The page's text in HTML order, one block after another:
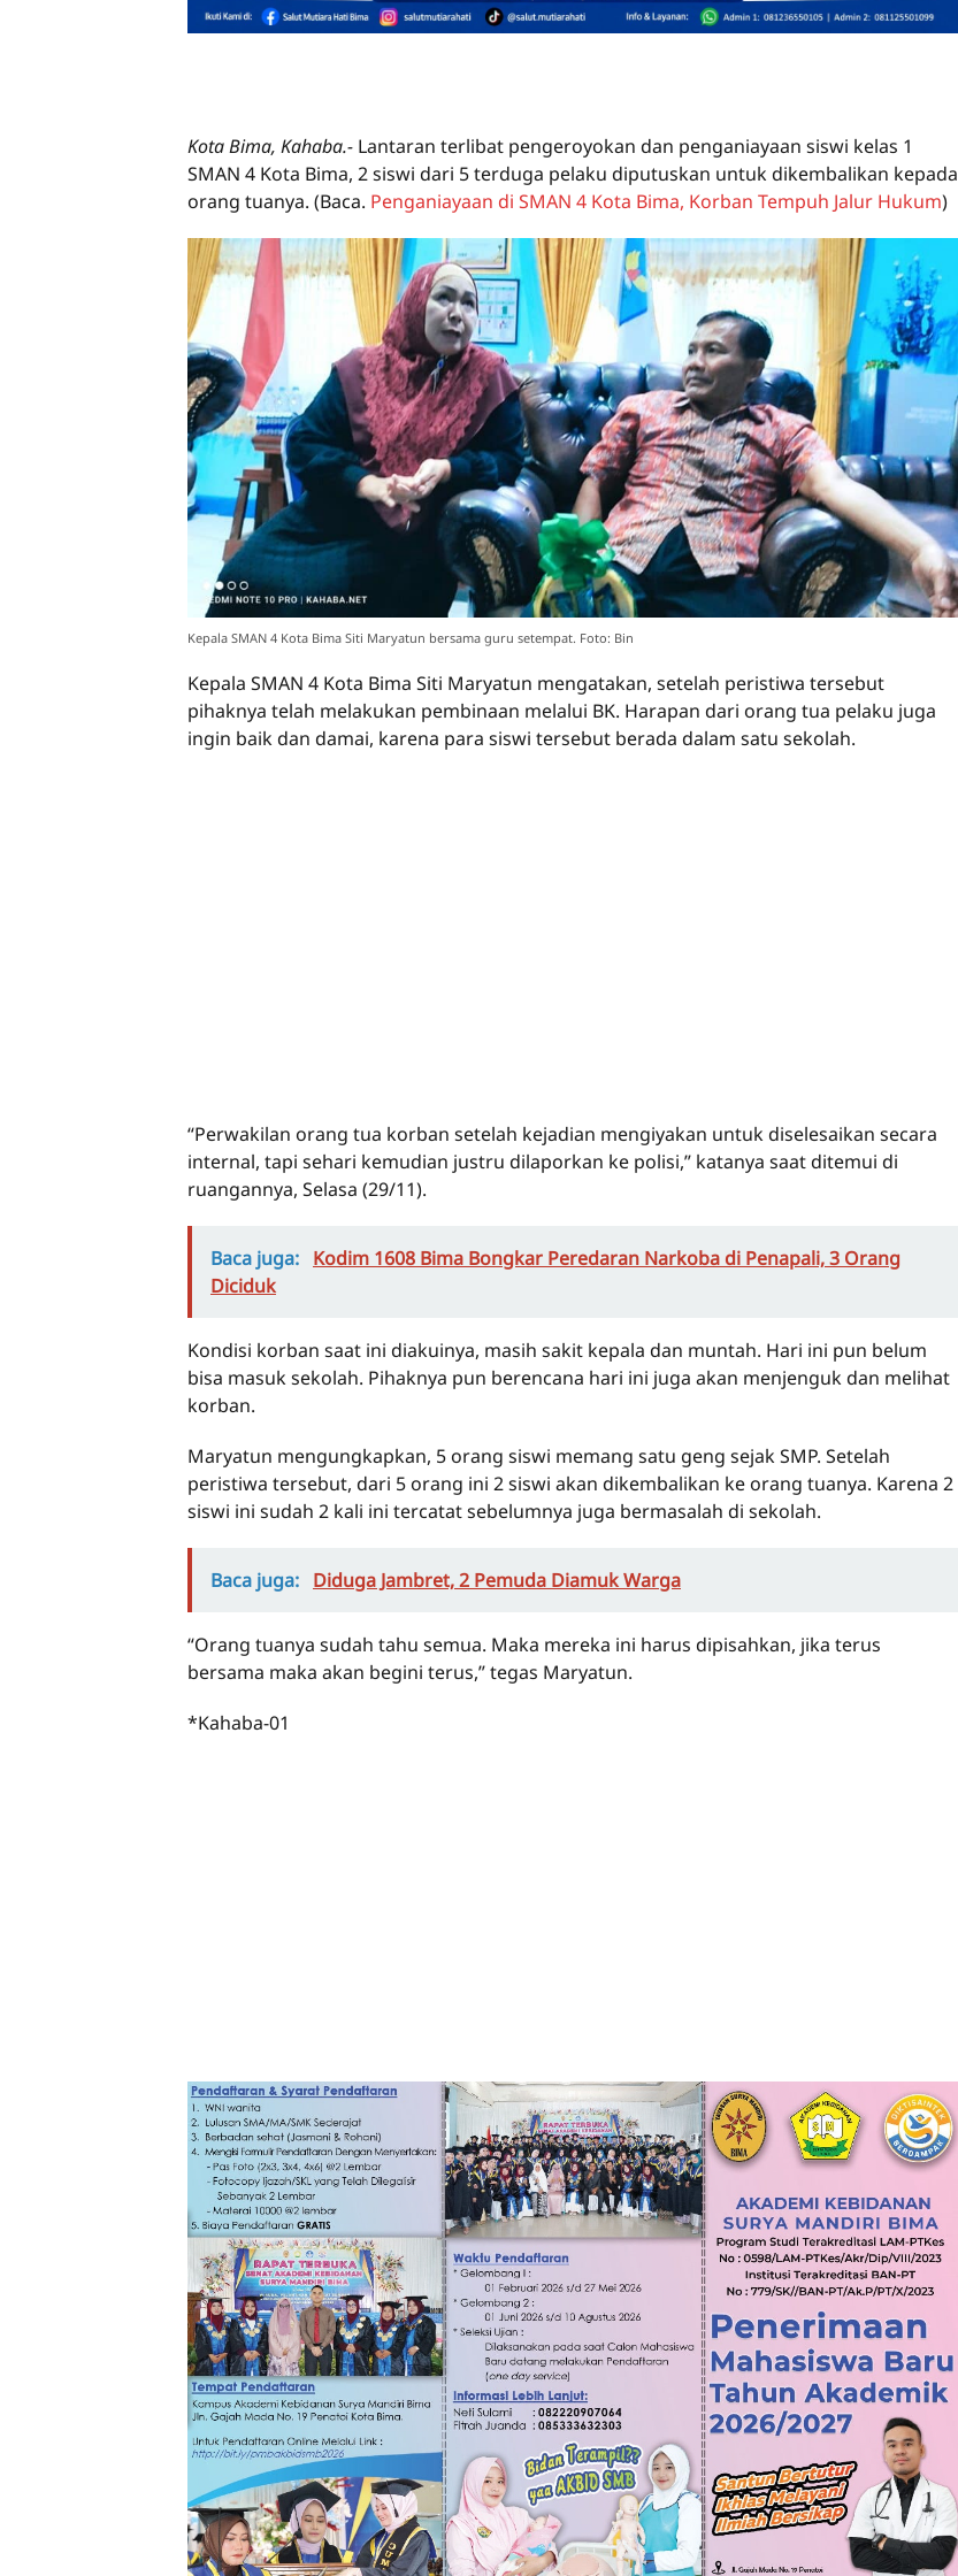
Kota Bima, Kahaba.- Lantaran terlibat pengeroyokan dan penganiayaan siswi kelas 1
SMAN 4 Kota Bima, 2 siswi dari 5 terduga pelaku diputuskan untuk dikembalikan kepada
orang tuanya. (Baca. Penganiayaan di SMAN 4 Kota Bima, Korban Tempuh Jalur Hukum)
Kepala SMAN 4 Kota Bima Siti Maryatun bersama guru setempat. Foto: Bin
Kepala SMAN 4 Kota Bima Siti Maryatun mengatakan, setelah peristiwa tersebut
pihaknya telah melakukan pembinaan melalui BK. Harapan dari orang tua pelaku juga
ingin baik dan damai, karena para siswi tersebut berada dalam satu sekolah.
“Perwakilan orang tua korban setelah kejadian mengiyakan untuk diselesaikan secara
internal, tapi sehari kemudian justru dilaporkan ke polisi,” katanya saat ditemui di
ruangannya, Selasa (29/11).
Baca juga: Kodim 1608 Bima Bongkar Peredaran Narkoba di Penapali, 3 Orang
Diciduk
Kondisi korban saat ini diakuinya, masih sakit kepala dan muntah. Hari ini pun belum
bisa masuk sekolah. Pihaknya pun berencana hari ini juga akan menjenguk dan melihat
korban.
Maryatun mengungkapkan, 5 orang siswi memang satu geng sejak SMP. Setelah
peristiwa tersebut, dari 5 orang ini 2 siswi akan dikembalikan ke orang tuanya. Karena 2
siswi ini sudah 2 kali ini tercatat sebelumnya juga bermasalah di sekolah.
Baca juga: Diduga Jambret, 2 Pemuda Diamuk Warga
“Orang tuanya sudah tahu semua. Maka mereka ini harus dipisahkan, jika terus
bersama maka akan begini terus,” tegas Maryatun.
*Kahaba-01